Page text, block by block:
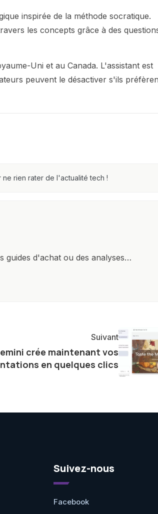
inspirée de la méthode socratique.
les concepts grâce à des
Uni et au Canada. L'assistant est
peuvent le désactiver s'ils
ne rien rater de l'actualité tech !
guides d'achat ou des analyses
accessible à tous, en démystifiant
Suivant
crée maintenant vos
en quelques clics
Suivez-nous
Facebook